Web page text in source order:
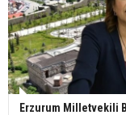
Erzurum Milletvekili